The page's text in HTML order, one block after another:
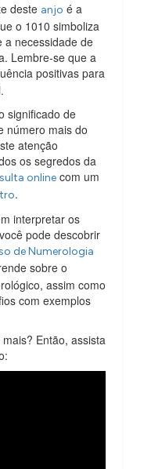
deste anjo é a
o 1010 simboliza
a necessidade de
Lembre-se que a
positivas para
significado de
número mais do
atenção
os segredos da
online com um
.
interpretar os
pode descobrir
de Numerologia
sobre o
assim como
com exemplos
Então, assista